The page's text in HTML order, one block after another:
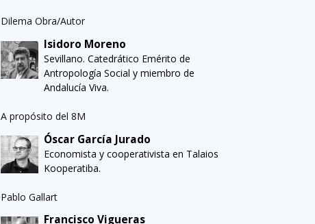
Dilema Obra/Autor
Isidoro Moreno
Sevillano. Catedrático Emérito de
Antropología Social y miembro de
Andalucía Viva.
A propósito del 8M
Óscar García Jurado
Economista y cooperativista en Talaios
Kooperatiba.
Pablo Gallart
Francisco Vigueras